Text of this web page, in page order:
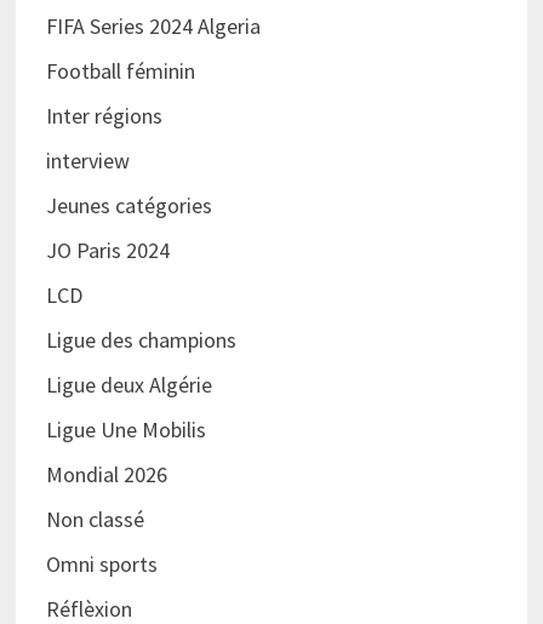
FIFA Series 2024 Algeria
Football féminin
Inter régions
interview
Jeunes catégories
JO Paris 2024
LCD
Ligue des champions
Ligue deux Algérie
Ligue Une Mobilis
Mondial 2026
Non classé
Omni sports
Réflèxion